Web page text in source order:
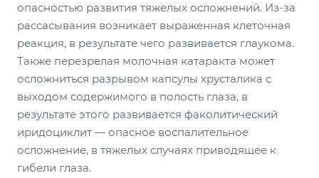
опасностью развития тяжелых осложнений. Из-за
рассасывания возникает выраженная клеточная
реакция, в результате чего развивается глаукома.
Также перезрелая молочная катаракта может
осложниться разрывом капсулы хрусталика с
выходом содержимого в полость глаза, в
результате этого развивается факолитический
иридоциклит — опасное воспалительное
осложнение, в тяжелых случаях приводящее к
гибели глаза.